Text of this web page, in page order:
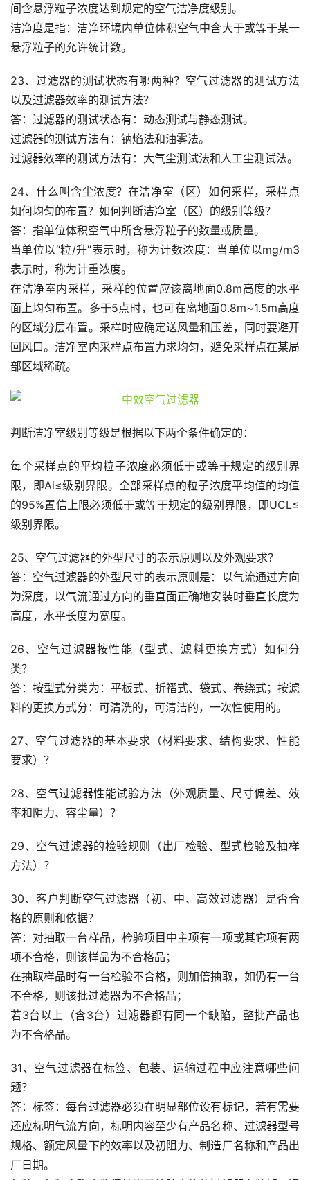
间含悬浮粒子浓度达到规定的空气洁净度级别。
洁净度是指：洁净环境内单位体积空气中含大于或等于某一
悬浮粒子的允许统计数。
23、过滤器的测试状态有哪两种？空气过滤器的测试方法
以及过滤器效率的测试方法？
答：过滤器的测试状态有：动态测试与静态测试。
过滤器的测试方法有：钠焰法和油雾法。
过滤器效率的测试方法有：大气尘测试法和人工尘测试法。
24、什么叫含尘浓度？在洁净室（区）如何采样，采样点
如何均匀的布置？如何判断洁净室（区）的级别等级？
答：指单位体积空气中所含悬浮粒子的数量或质量。
当单位以“粒/升”表示时，称为计数浓度：当单位以mg/m3
表示时，称为计重浓度。
在洁净室内采样，采样的位置应该离地面0.8m高度的水平
面上均匀布置。多于5点时，也可在离地面0.8m~1.5m高度
的区域分层布置。采样时应确定送风量和压差，同时要避开
回风口。洁净室内采样点布置力求均匀，避免采样点在某局
部区域稀疏。
判断洁净室级别等级是根据以下两个条件确定的：
每个采样点的平均粒子浓度必须低于或等于规定的级别界
限，即Ai≤级别界限。全部采样点的粒子浓度平均值的均值
的95%置信上限必须低于或等于规定的级别界限，即UCL≤
级别界限。
25、空气过滤器的外型尺寸的表示原则以及外观要求？
答：空气过滤器的外型尺寸的表示原则是：以气流通过方向
为深度，以气流通过方向的垂直面正确地安装时垂直长度为
高度，水平长度为宽度。
26、空气过滤器按性能（型式、滤料更换方式）如何分
类？
答：按型式分类为：平板式、折褶式、袋式、卷绕式；按滤
料的更换方式分：可清洗的，可清洁的，一次性使用的。
27、空气过滤器的基本要求（材料要求、结构要求、性能
要求）？
28、空气过滤器性能试验方法（外观质量、尺寸偏差、效
率和阻力、容尘量）？
29、空气过滤器的检验规则（出厂检验、型式检验及抽样
方法）？
30、客户判断空气过滤器（初、中、高效过滤器）是否合
格的原则和依据？
答：对抽取一台样品，检验项目中主项有一项或其它项有两
项不合格，则该样品为不合格品；
在抽取样品时有一台检验不合格，则加倍抽取，如仍有一台
不合格，则该批过滤器为不合格品；
若3台以上（含3台）过滤器都有同一个缺陷，整批产品也
为不合格品。
31、空气过滤器在标签、包装、运输过程中应注意哪些问
题？
答：标签：每台过滤器必须在明显部位设有标记，若有需要
还应标明气流方向，标明内容至少有产品名称、过滤器型号
规格、额定风量下的效率以及初阻力、制造厂名称和产品出
厂日期。